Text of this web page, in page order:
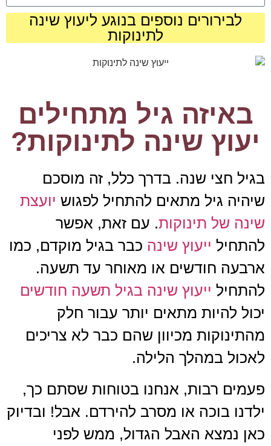
לבירורים נוספים בנוגע ליעוץ שינה
לתינוקות
באיזה גיל מתחילים
יעוץ שינה לתינוקות?
בגיל חצי שנה. בדרך כלל, זה מוסכם
שיהיה גיל מתאים להתחיל לפגוש יועצת
שינה של תינוקות. עם זאת, אפשר
להתחיל ייעוץ שינה כבר בגיל מוקדם, כמו
ארבעה חודשים או מאוחר עד תשעה.
להתחיל ייעוץ שינה בגיל תשעה חודשים
יכול להיות מתאים יותר עבור חלק
מהתינוקות מכיוון שהם כבר לא צריכים
לאכול במהלך הלילה.
פעמים רבות, אנחנו בטוחות שסתם כך,
ילדנו בוכה או מסרב להירדם. אבל! ובדיוק
כאן נמצא האבל הגדול, ממש לפני